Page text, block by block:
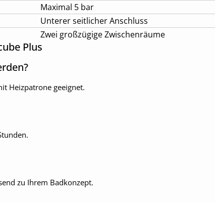
Maximal 5 bar
Unterer seitlicher Anschluss
Zwei großzügige Zwischenräume
Plus
Heizpatrone geeignet.
zu Ihrem Badkonzept.